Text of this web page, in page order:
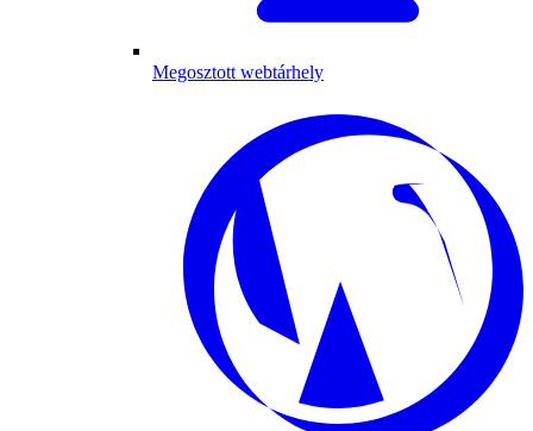
Megosztott webtárhely